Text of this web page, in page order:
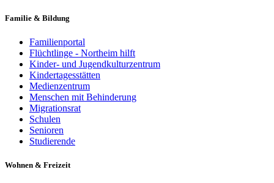
Familie & Bildung
Familienportal
Flüchtlinge - Northeim hilft
Kinder- und Jugendkulturzentrum
Kindertagesstätten
Medienzentrum
Menschen mit Behinderung
Migrationsrat
Schulen
Senioren
Studierende
Wohnen & Freizeit